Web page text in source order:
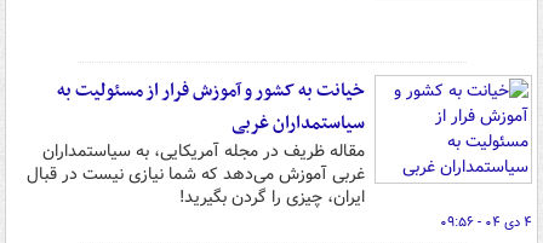
خیانت به کشور و آموزش فرار از مسئولیت به
سیاستمداران غربی
مقاله ظریف در مجله آمریکایی، به سیاستمداران
غربی آموزش می‌دهد که شما نیازی نیست در قبال
ایران، چیزی را گردن بگیرید!
۴ دی ۰۴ - ۰۹:۵۶